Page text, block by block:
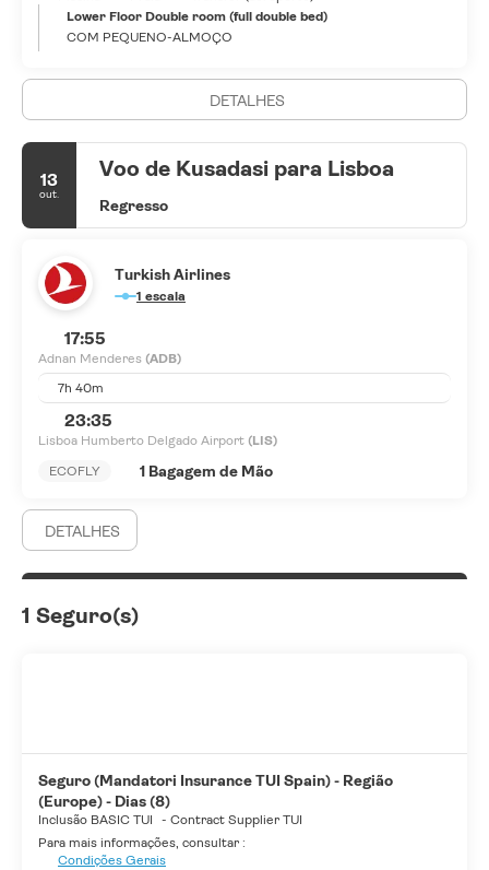
Lower Floor Double room (full double bed)
COM PEQUENO-ALMOÇO
DETALHES
13
out.
Voo de Kusadasi para Lisboa
Regresso
Turkish Airlines
1 escala
17:55
Adnan Menderes (ADB)
7h 40m
23:35
Lisboa Humberto Delgado Airport (LIS)
ECOFLY
1 Bagagem de Mão
DETALHES
1 Seguro(s)
Seguro (Mandatori Insurance TUI Spain) - Região
(Europe) - Dias (8)
Inclusão BASIC TUI - Contract Supplier TUI
Para mais informações, consultar :
Condições Gerais